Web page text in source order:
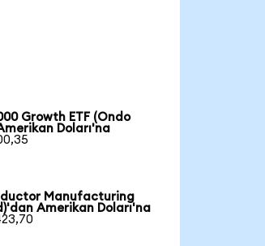
Growth ETF (Ondo
Doları'na
Manufacturing
Amerikan Doları'na